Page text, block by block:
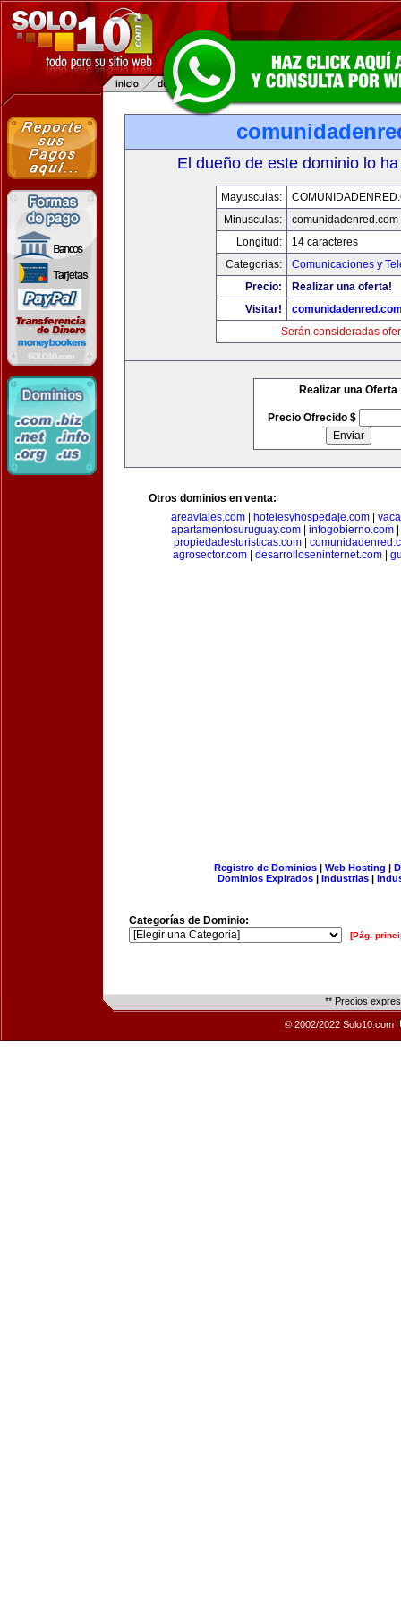
El dueño de este dominio lo
Mayusculas:
Minusculas:
comunidadenred.com
Longitud:
14 caracteres
Categorias:
Comunicaciones y
Precio:
Realizar una oferta!
Visitar!
Serán consideradas
Realizar una Oferta
Precio Ofrecido $
Otros dominios en venta:
areaviajes.com
hotelesyhospedaje.com
apartamentosuruguay.com
infogobierno.com
propiedadesturisticas.com|
agrosector.com
desarrolloseninternet.com
Registro de Dominios| Web Hosting |
Dominios Expirados | Industrias |
Categorías de Dominio:
[Pág.
** Precios
© 2002/2022 Solo10.com